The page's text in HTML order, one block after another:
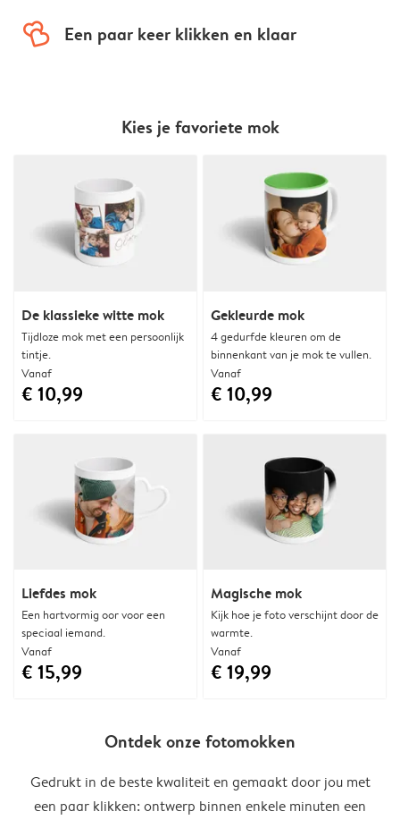
hearts Een paar keer klikken en klaar
Kies je favoriete mok
De klassieke witte mok
Tijdloze mok met een persoonlijk
tintje.
Vanaf
€ 10,99
Gekleurde mok
4 gedurfde kleuren om de
binnenkant van je mok te vullen.
Vanaf
€ 10,99
Liefdes mok
Een hartvormig oor voor een
speciaal iemand.
Vanaf
€ 15,99
Magische mok
Kijk hoe je foto verschijnt door de
warmte.
Vanaf
€ 19,99
Ontdek onze fotomokken
Gedrukt in de beste kwaliteit en gemaakt door jou met
een paar klikken: ontwerp binnen enkele minuten een